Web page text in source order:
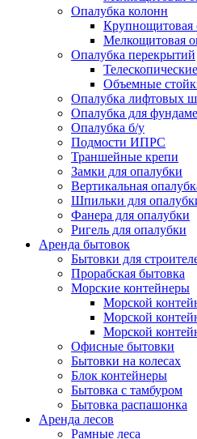
Опалубка колонн
Крупнощитовая
Мелкощитовая
Опалубка перекрытий
Объемные
Опалубка лифтовых
Опалубка для
Опалубка б/у
Подмости ИПРС
Траншейные крепи
Замки для опалубки
Вертикальная
Шпильки для
Фанера для опалубки
Ригель для опалубки
Аренда бытовок
Бытовки для
Прорабская бытовка
Морские контейнеры
Морской
Морской
Морской
Офисные бытовки
Бытовки на колесах
Блок контейнеры
Бытовка с тамбуром
Бытовка распашонка
Аренда лесов
Рамные леса